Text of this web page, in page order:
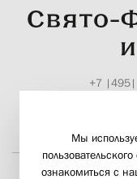
+7 |495|
Мы
ознакомиться с